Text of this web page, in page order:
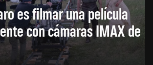
es filmar una película
con cámaras IMAX de